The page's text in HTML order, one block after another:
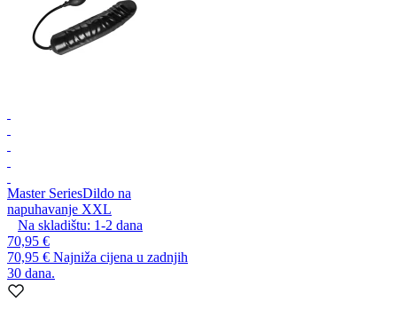
Master SeriesDildo na
napuhavanje XXL
Na skladištu: 1-2 dana
70,95 €
70,95 € Najniža cijena u zadnjih
30 dana.